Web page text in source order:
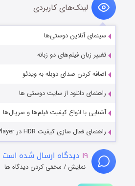
لینک‌های کاربردی
سینمای آنلاین دوستی‌ها
تغییر زبان فیلم‌های دو زبانه
اضافه کردن صدای دوبله به ویدئو
راهنمای دانلود از سایت دوستی ها
آشنایی با انواع کیفیت فیلم‌ها و سریال‌ها
راهنمای فعال سازی کیفیت HDR در PotPlayer
۱۹ دیدگاه ارسال شده است
نمایش / مخفی کردن دیدگاه ها